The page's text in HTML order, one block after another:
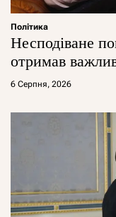
Політика
Несподіване
отримав
6 Серпня, 2026